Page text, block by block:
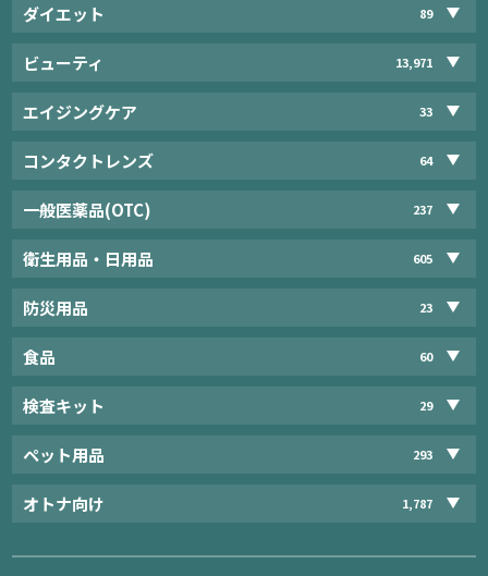
ダイエット 89
ビューティ 13,971
エイジングケア 33
コンタクトレンズ 64
一般医薬品(OTC) 237
衛生用品・日用品 605
防災用品 23
食品 60
検査キット 29
ペット用品 293
オトナ向け 1,787